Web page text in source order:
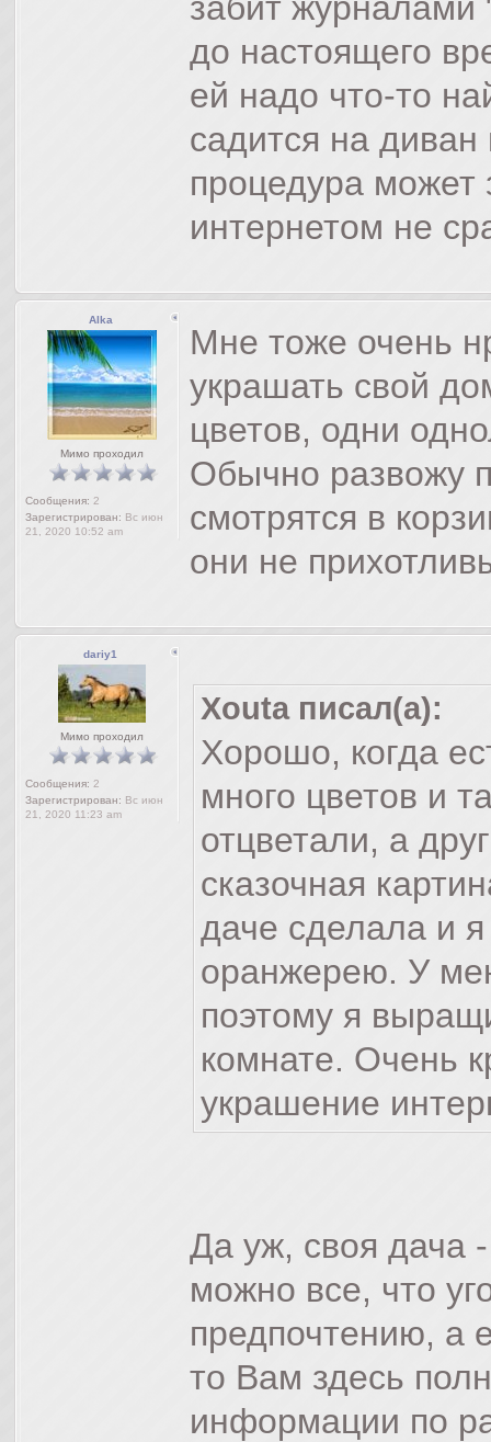
забит журналами
до настоящего
ей надо что-то
садится на
процедура может
интернетом не
Alka
Мимо проходил
Сообщения: 2
Зарегистрирован: Вс июн
21, 2020 10:52 am
Мне тоже очень
украшать свой
цветов, одни
Обычно развожу
смотрятся в
они не
dariy1
Мимо проходил
Сообщения: 2
Зарегистрирован: Вс июн
21, 2020 11:23 am
Xouta писал(а):
Хорошо, когда
много цветов и
отцветали, а
сказочная
даче сделала и
оранжерею. У
поэтому я
комнате. Очень
украшение
Да уж, своя дача
можно все, что
предпочтению, а
то Вам здесь
информации по